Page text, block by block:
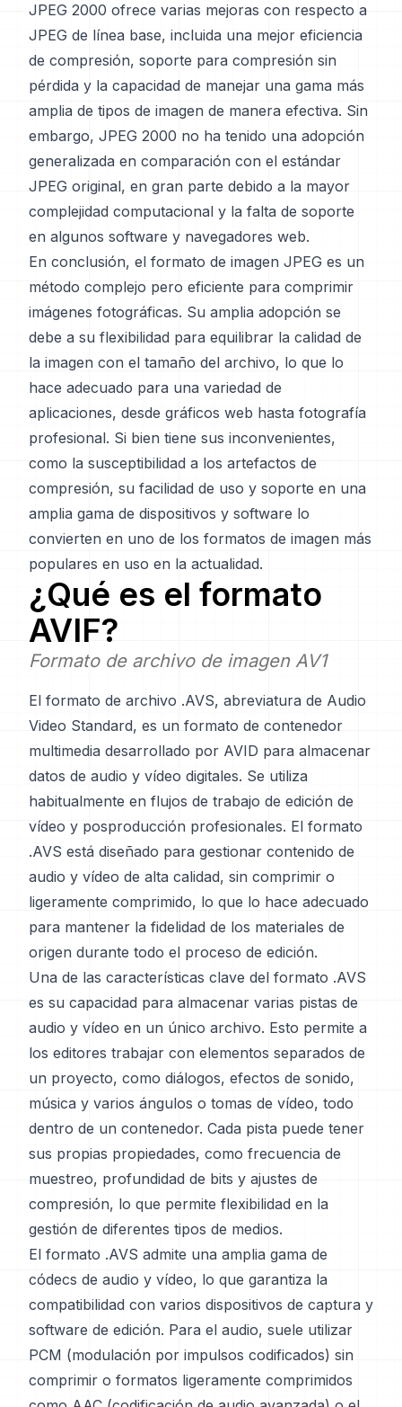
JPEG 2000 ofrece varias mejoras con respecto a
JPEG de línea base, incluida una mejor eficiencia
de compresión, soporte para compresión sin
pérdida y la capacidad de manejar una gama más
amplia de tipos de imagen de manera efectiva. Sin
embargo, JPEG 2000 no ha tenido una adopción
generalizada en comparación con el estándar
JPEG original, en gran parte debido a la mayor
complejidad computacional y la falta de soporte
en algunos software y navegadores web.
En conclusión, el formato de imagen JPEG es un
método complejo pero eficiente para comprimir
imágenes fotográficas. Su amplia adopción se
debe a su flexibilidad para equilibrar la calidad de
la imagen con el tamaño del archivo, lo que lo
hace adecuado para una variedad de
aplicaciones, desde gráficos web hasta fotografía
profesional. Si bien tiene sus inconvenientes,
como la susceptibilidad a los artefactos de
compresión, su facilidad de uso y soporte en una
amplia gama de dispositivos y software lo
convierten en uno de los formatos de imagen más
populares en uso en la actualidad.
¿Qué es el formato
AVIF?
Formato de archivo de imagen AV1
El formato de archivo .AVS, abreviatura de Audio
Video Standard, es un formato de contenedor
multimedia desarrollado por AVID para almacenar
datos de audio y vídeo digitales. Se utiliza
habitualmente en flujos de trabajo de edición de
vídeo y posproducción profesionales. El formato
.AVS está diseñado para gestionar contenido de
audio y vídeo de alta calidad, sin comprimir o
ligeramente comprimido, lo que lo hace adecuado
para mantener la fidelidad de los materiales de
origen durante todo el proceso de edición.
Una de las características clave del formato .AVS
es su capacidad para almacenar varias pistas de
audio y vídeo en un único archivo. Esto permite a
los editores trabajar con elementos separados de
un proyecto, como diálogos, efectos de sonido,
música y varios ángulos o tomas de vídeo, todo
dentro de un contenedor. Cada pista puede tener
sus propias propiedades, como frecuencia de
muestreo, profundidad de bits y ajustes de
compresión, lo que permite flexibilidad en la
gestión de diferentes tipos de medios.
El formato .AVS admite una amplia gama de
códecs de audio y vídeo, lo que garantiza la
compatibilidad con varios dispositivos de captura y
software de edición. Para el audio, suele utilizar
PCM (modulación por impulsos codificados) sin
comprimir o formatos ligeramente comprimidos